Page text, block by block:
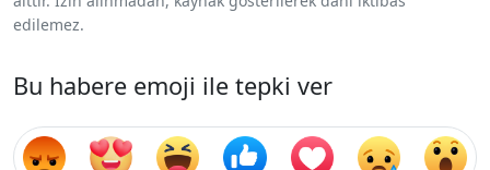
edilemez.
Bu habere emoji ile tepki ver